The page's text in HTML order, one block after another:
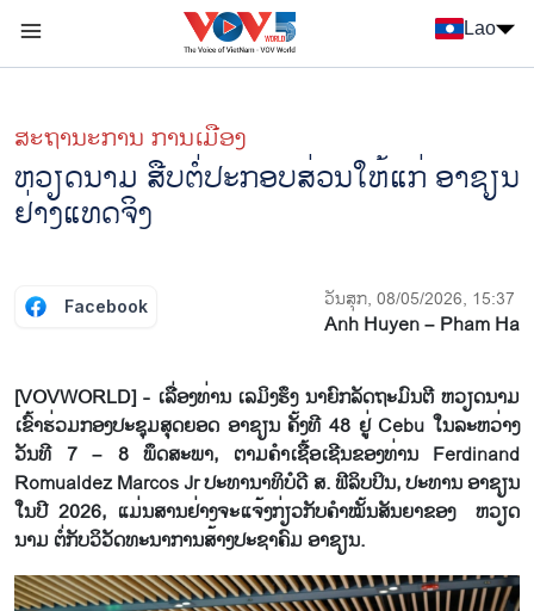
Lao
ສະຖານະການ ການເມືອງ
ຫວຽດ​ນາມ ສືບ​ຕໍ່​ປະ​ກອບ​ສ່ວນ​ໃຫ້​ແກ່ ອາ​ຊຽນ
ຢ່າງ​ແທດ​ຈິງ​
Facebook ວັນສຸກ, 08/05/2026, 15:37
Anh Huyen – Pham Ha
[VOVWORLD] - ເລື່ອງ​ທ່ານ ເລ​ມິງ​ຮຶງ ນາ​ຍົກ​ລັດ​ຖະ​ມົນ​ຕີ ຫວຽດ​ນາມ
ເຂົ້າ​ຮ່ວມກອງ​ປະ​ຊຸມ​ສຸດຍອດ ອາ​ຊຽນ ຄັ້ງ​ທີ 48 ຢູ່ Cebu ໃນ​ລະ​ຫວ່າງ
ວັນ​ທີ 7 – 8 ພຶດ​ສະ​ພາ, ຕາມ​ຄຳ​ເຊື້ອ​ເຊີນ​ຂອງ​ທ່ານ Ferdinand
Romualdez Marcos Jr ປະ​ທາ​ນາ​ທິ​ບໍ​ດີ ສ. ຟີ​ລິບ​ປິນ, ປະ​ທານ ອາ​ຊຽນ
ໃນ​ປີ 2026, ແມ່ນ​ສານ​ຢ່າງ​ຈະ​ແຈ້ງກ່ຽວ​ກັບ​ຄຳ​ໝັ້​ນ​ສັນ​ຍາ​ຂອງ ຫວຽດ​
ນາມ ຕໍ່​ກັບ​ວິ​ວັດ​ທະ​ນາ​ການ​ສ້າງ​ປະ​ຊາ​ຄົມ ອາ​ຊຽນ.